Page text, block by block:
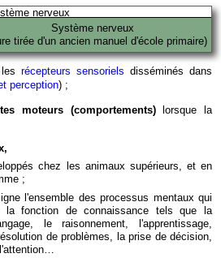
Système nerveux
tirée d'un ancien manuel d'école primaire)
récepteurs sensoriels disséminés dans
perception) ;
moteurs (comportements)lorsque la
chez les animaux supérieurs, et en
;
l'ensemble des processus mentaux qui
la fonction de connaissance tels que la
le raisonnement, l'apprentissage,
de problèmes, la prise de décision,